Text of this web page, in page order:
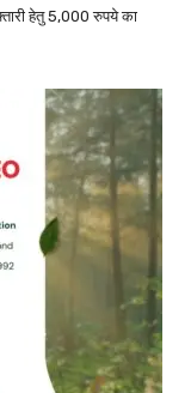
हेतु 5,000 रुपये का